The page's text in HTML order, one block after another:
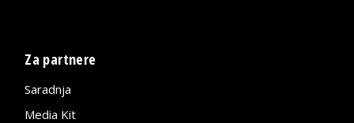
Za partnere
Saradnja
Media Kit